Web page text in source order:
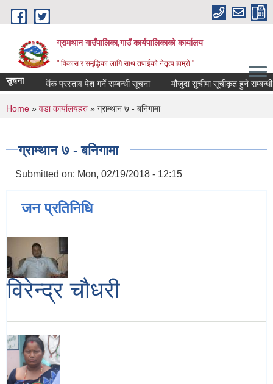
Skip to main content
ग्रामथान गाउँपालिका,गाउँ कार्यपालिकाको कार्यालय
" विकास र समृद्धिका लागि साथ तपाईको नेतृत्व हाम्रो "
सुचना
तथा आर्थिक प्रस्ताव पेश गर्ने सम्बन्धी सूचना मौजुदा सुचीमा सूचीकृत हुने सम्बन्धी
You are here
Home » वडा कार्यालयहरु » ग्राम्थान ७ - बनिगामा
ग्राम्थान ७ - बनिगामा
Submitted on: Mon, 02/19/2018 - 12:15
जन प्रतिनिधि
विरेन्द्र चौधरी